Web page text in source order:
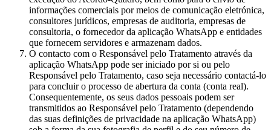
informações comerciais por meios de comunicação eletrónica,
consultores jurídicos, empresas de auditoria, empresas de
consultoria, o fornecedor da aplicação WhatsApp e entidades
que fornecem servidores e armazenam dados.
O contacto com o Responsável pelo Tratamento através da
aplicação WhatsApp pode ser iniciado por si ou pelo
Responsável pelo Tratamento, caso seja necessário contactá-lo
para concluir o processo de abertura da conta (conta real).
Consequentemente, os seus dados pessoais podem ser
transmitidos ao Responsável pelo Tratamento (dependendo
das suas definições de privacidade na aplicação WhatsApp)